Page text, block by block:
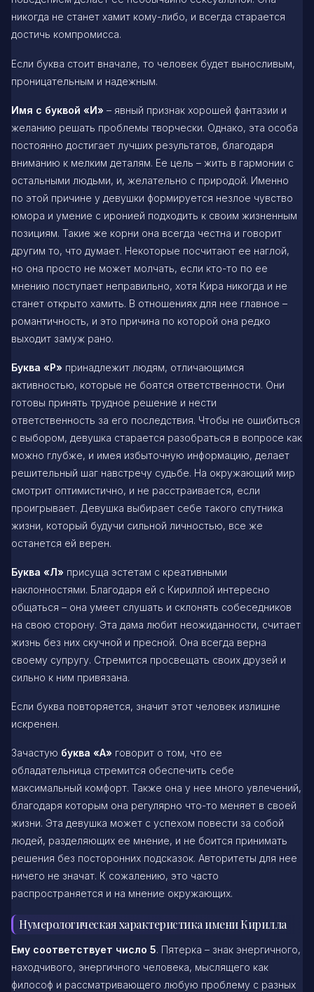
никогда не станет хамит кому-либо, и всегда старается
достичь компромисса.
Если буква стоит вначале, то человек будет выносливым,
проницательным и надежным.
Имя с буквой «И» – явный признак хорошей фантазии и
желанию решать проблемы творчески. Однако, эта особа
постоянно достигает лучших результатов, благодаря
вниманию к мелким деталям. Ее цель – жить в гармонии с
остальными людьми, и, желательно с природой. Именно
по этой причине у девушки формируется незлое чувство
юмора и умение с иронией подходить к своим жизненным
позициям. Такие же корни она всегда честна и говорит
другим то, что думает. Некоторые посчитают ее наглой,
но она просто не может молчать, если кто-то по ее
мнению поступает неправильно, хотя Кира никогда и не
станет открыто хамить. В отношениях для нее главное –
романтичность, и это причина по которой она редко
выходит замуж рано.
Буква «Р» принадлежит людям, отличающимся
активностью, которые не боятся ответственности. Они
готовы принять трудное решение и нести
ответственность за его последствия. Чтобы не ошибиться
с выбором, девушка старается разобраться в вопросе как
можно глубже, и имея избыточную информацию, делает
решительный шаг навстречу судьбе. На окружающий мир
смотрит оптимистично, и не расстраивается, если
проигрывает. Девушка выбирает себе такого спутника
жизни, который будучи сильной личностью, все же
останется ей верен.
Буква «Л» присуща эстетам с креативными
наклонностями. Благодаря ей с Кириллой интересно
общаться – она умеет слушать и склонять собеседников
на свою сторону. Эта дама любит неожиданности, считает
жизнь без них скучной и пресной. Она всегда верна
своему супругу. Стремится просвещать своих друзей и
сильно к ним привязана.
Если буква повторяется, значит этот человек излишне
искренен.
Зачастую буква «А» говорит о том, что ее
обладательница стремится обеспечить себе
максимальный комфорт. Также она у нее много увлечений,
благодаря которым она регулярно что-то меняет в своей
жизни. Эта девушка может с успехом повести за собой
людей, разделяющих ее мнение, и не боится принимать
решения без посторонних подсказок. Авторитеты для нее
ничего не значат. К сожалению, это часто
распространяется и на мнение окружающих.
Нумерологическая характеристика имени Кирилла
Ему соответствует число 5. Пятерка – знак энергичного,
находчивого, энергичного человека, мыслящего как
философ и рассматривающего любую проблему с разных